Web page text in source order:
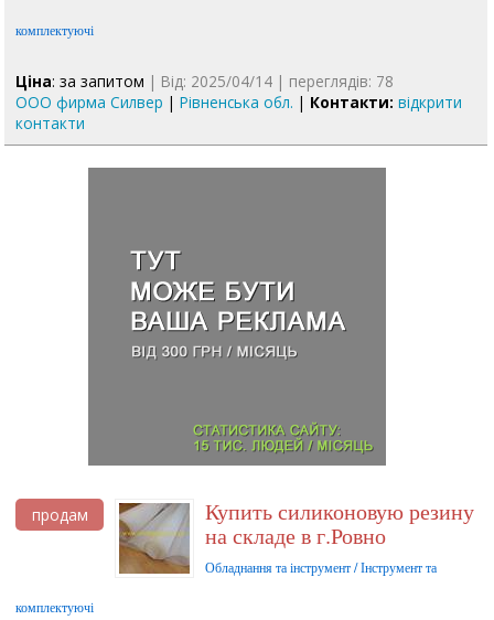
комплектуючі
Ціна: за запитом | Від: 2025/04/14 | переглядів: 78
ООО фирма Силвер |Рівненська обл. | Контакти: відкрити
контакти
продам Купить силиконовую резину
на складе в г.Ровно
Обладнання та інструмент / Інструмент та
комплектуючі